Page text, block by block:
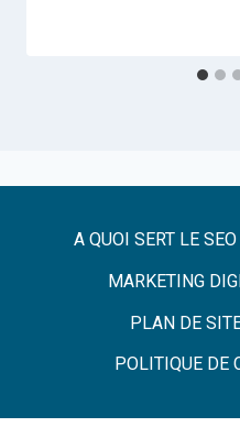
A QUOI SERT LE SEO
MARKETING
PLAN DE
POLITIQUE DE